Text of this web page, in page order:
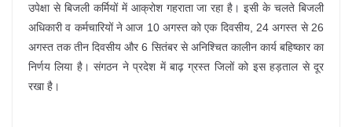
उपेक्षा से बिजली कर्मियों में आक्रोश गहराता जा रहा है। इसी के चलते बिजली
अधिकारी व कर्मचारियों ने आज 10 अगस्त को एक दिवसीय, 24 अगस्त से 26
अगस्त तक तीन दिवसीय और 6 सितंबर से अनिश्चित कालीन कार्य बहिष्कार का
निर्णय लिया है। संगठन ने प्रदेश में बाढ़ ग्रस्त जिलों को इस हड़ताल से दूर
रखा है।